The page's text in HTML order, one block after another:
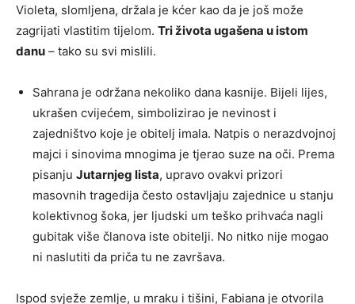
Violeta, slomljena, držala je kćer kao da je još može
zagrijati vlastitim tijelom. Tri života ugašena u istom
danu – tako su svi mislili.
Sahrana je održana nekoliko dana kasnije. Bijeli lijes,
ukrašen cvijećem, simbolizirao je nevinost i
zajedništvo koje je obitelj imala. Natpis o nerazdvojnoj
majci i sinovima mnogima je tjerao suze na oči. Prema
pisanju Jutarnjeg lista, upravo ovakvi prizori
masovnih tragedija često ostavljaju zajednice u stanju
kolektivnog šoka, jer ljudski um teško prihvaća nagli
gubitak više članova iste obitelji. No nitko nije mogao
ni naslutiti da priča tu ne završava.
Ispod svježe zemlje, u mraku i tišini, Fabiana je otvorila